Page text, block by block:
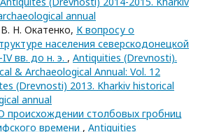
annual
Н. Окатенко, К вопросу о
населения северскодонецкой
вв. до н. э. , Antiquities (Drevnosti).
& Archaeological Annual: Vol. 12
(Drevnosti) 2013. Kharkiv historical
annual
происхождении столбовых гробниц
времени , Antiquities